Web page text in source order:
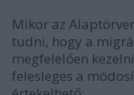
Mikor az
tudni, hogy a
megfelelően
felesleges a